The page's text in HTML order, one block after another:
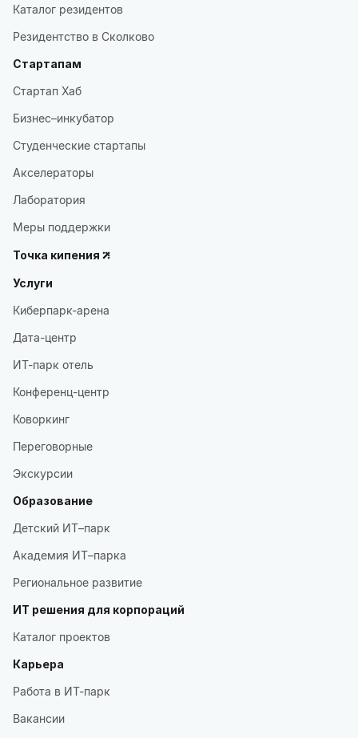
Каталог резидентов
Резидентство в Сколково
Стартапам
Стартап Хаб
Бизнес–инкубатор
Студенческие стартапы
Акселераторы
Лаборатория
Меры поддержки
Точка кипения
Услуги
Киберпарк-арена
Дата-центр
ИТ-парк отель
Конференц-центр
Коворкинг
Переговорные
Экскурсии
Образование
Детский ИТ–парк
Академия ИТ–парка
Региональное развитие
ИТ решения для корпораций
Каталог проектов
Карьера
Работа в ИТ-парк
Вакансии